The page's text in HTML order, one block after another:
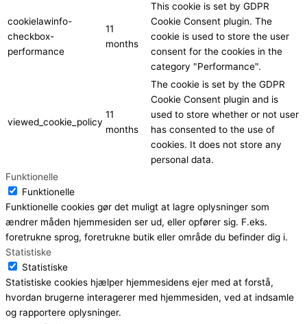
cookielawinfo-
checkbox-
performance
11
months
This cookie is set by GDPR
Cookie Consent plugin. The
cookie is used to store the user
consent for the cookies in the
category "Performance".
viewed_cookie_policy
11
months
The cookie is set by the GDPR
Cookie Consent plugin and is
used to store whether or not user
has consented to the use of
cookies. It does not store any
personal data.
Funktionelle
Funktionelle
Funktionelle cookies gør det muligt at lagre oplysninger som
ændrer måden hjemmesiden ser ud, eller opfører sig. F.eks.
foretrukne sprog, foretrukne butik eller område du befinder dig i.
Statistiske
Statistiske
Statistiske cookies hjælper hjemmesidens ejer med at forstå,
hvordan brugerne interagerer med hjemmesiden, ved at indsamle
og rapportere oplysninger.